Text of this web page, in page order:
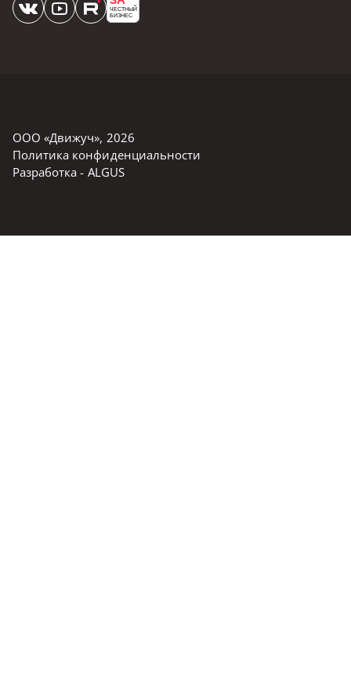
ЧЕСТНЫЙ
БИЗНЕС
ООО «Движуч», 2026
Политика конфиденциальности
Разработка - ALGUS